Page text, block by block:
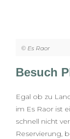
© Es Raor
Besuch
Egal ob zu
im Es Raor ist
schnell nicht
Reservierung,